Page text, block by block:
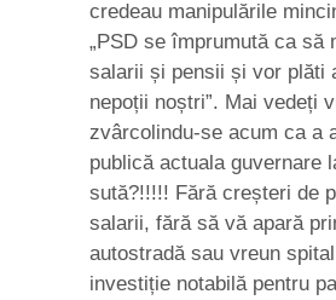
credeau manipulările
„PSD se împrumută ca să
salarii și pensii și vor plăti
nepoții noștri”. Mai vedeți
zvârcolindu-se acum ca a
publică actuala guvernare
sută?!!!!! Fără creșteri de
salarii, fără să vă apară
autostradă sau vreun
investiție notabilă pentru